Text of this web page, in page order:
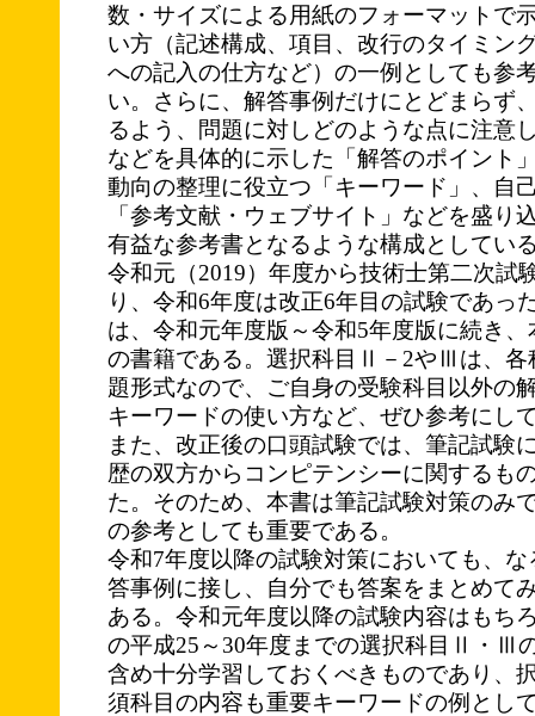
数・サイズによる用紙のフォーマットで
い方（記述構成、項目、改行のタイミン
への記入の仕方など）の一例としても参
い。さらに、解答事例だけにとどまらず
るよう、問題に対しどのような点に注意
などを具体的に示した「解答のポイント
動向の整理に役立つ「キーワード」、自
「参考文献・ウェブサイト」などを盛り
有益な参考書となるような構成としてい
令和元（2019）年度から技術士第二次試
り、令和6年度は改正6年目の試験であっ
は、令和元年度版～令和5年度版に続き
の書籍である。選択科目Ⅱ－2やⅢは、各
題形式なので、ご自身の受験科目以外の
キーワードの使い方など、ぜひ参考にし
また、改正後の口頭試験では、筆記試験
歴の双方からコンピテンシーに関するも
た。そのため、本書は筆記試験対策のみ
の参考としても重要である。
令和7年度以降の試験対策においても、
答事例に接し、自分でも答案をまとめて
ある。令和元年度以降の試験内容はもち
の平成25～30年度までの選択科目Ⅱ・Ⅲ
含め十分学習しておくべきものであり、
須科目の内容も重要キーワードの例とし